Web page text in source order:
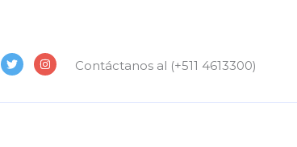
Contáctanos al (+511 4613300)